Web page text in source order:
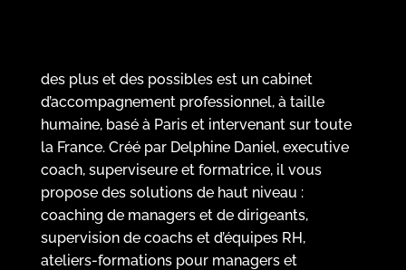
des plus et des possibles est un cabinet
d’accompagnement professionnel, à taille
humaine, basé à Paris et intervenant sur toute
la France. Créé par Delphine Daniel, executive
coach, superviseure et formatrice, il vous
propose des solutions de haut niveau :
coaching de managers et de dirigeants,
supervision de coachs et d’équipes RH,
ateliers-formations pour managers et